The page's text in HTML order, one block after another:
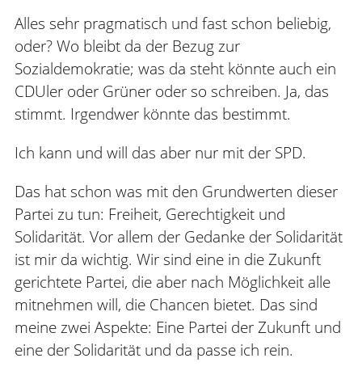
Alles sehr pragmatisch und fast schon beliebig,
oder? Wo bleibt da der Bezug zur
Sozialdemokratie; was da steht könnte auch ein
CDUler oder Grüner oder so schreiben. Ja, das
stimmt. Irgendwer könnte das bestimmt.
Ich kann und will das aber nur mit der SPD.
Das hat schon was mit den Grundwerten dieser
Partei zu tun: Freiheit, Gerechtigkeit und
Solidarität. Vor allem der Gedanke der Solidarität
ist mir da wichtig. Wir sind eine in die Zukunft
gerichtete Partei, die aber nach Möglichkeit alle
mitnehmen will, die Chancen bietet. Das sind
meine zwei Aspekte: Eine Partei der Zukunft und
eine der Solidarität und da passe ich rein.